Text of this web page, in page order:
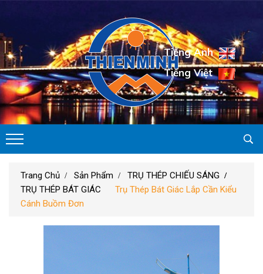
Tiếng Anh
Tiếng Việt
Trang Chủ Sản Phẩm
TRỤ THÉP CHIẾU SÁNG
TRỤ THÉP BÁT GIÁC
Trụ Thép Bát Giác Lắp Cần Kiểu
Cánh Buồm Đơn